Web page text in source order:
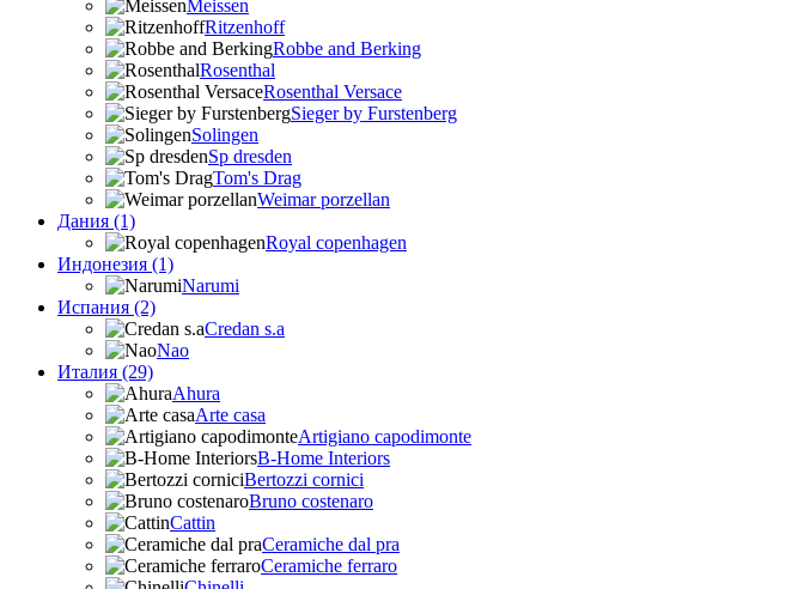
Meissen
Ritzenhoff
Robbe and Berking
Rosenthal
Rosenthal Versace
Sieger by Furstenberg
Solingen
Sp dresden
Tom's Drag
Weimar porzellan
Дания (1)
Royal copenhagen
Индонезия (1)
Narumi
Испания (2)
Credan s.a
Nao
Италия (29)
Ahura
Arte casa
Artigiano capodimonte
B-Home Interiors
Bertozzi cornici
Bruno costenaro
Cattin
Ceramiche dal pra
Ceramiche ferraro